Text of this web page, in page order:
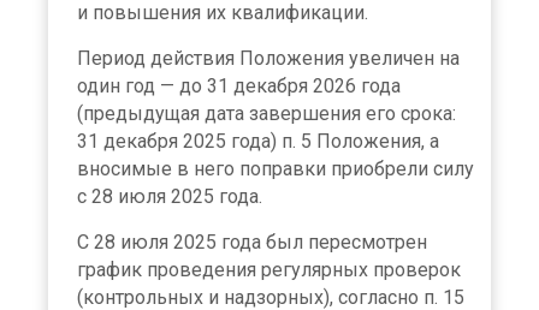
и повышения их квалификации.
Период действия Положения увеличен на
один год — до 31 декабря 2026 года
(предыдущая дата завершения его срока:
31 декабря 2025 года) п. 5 Положения, а
вносимые в него поправки приобрели силу
с 28 июля 2025 года.
С 28 июля 2025 года был пересмотрен
график проведения регулярных проверок
(контрольных и надзорных), согласно п. 15